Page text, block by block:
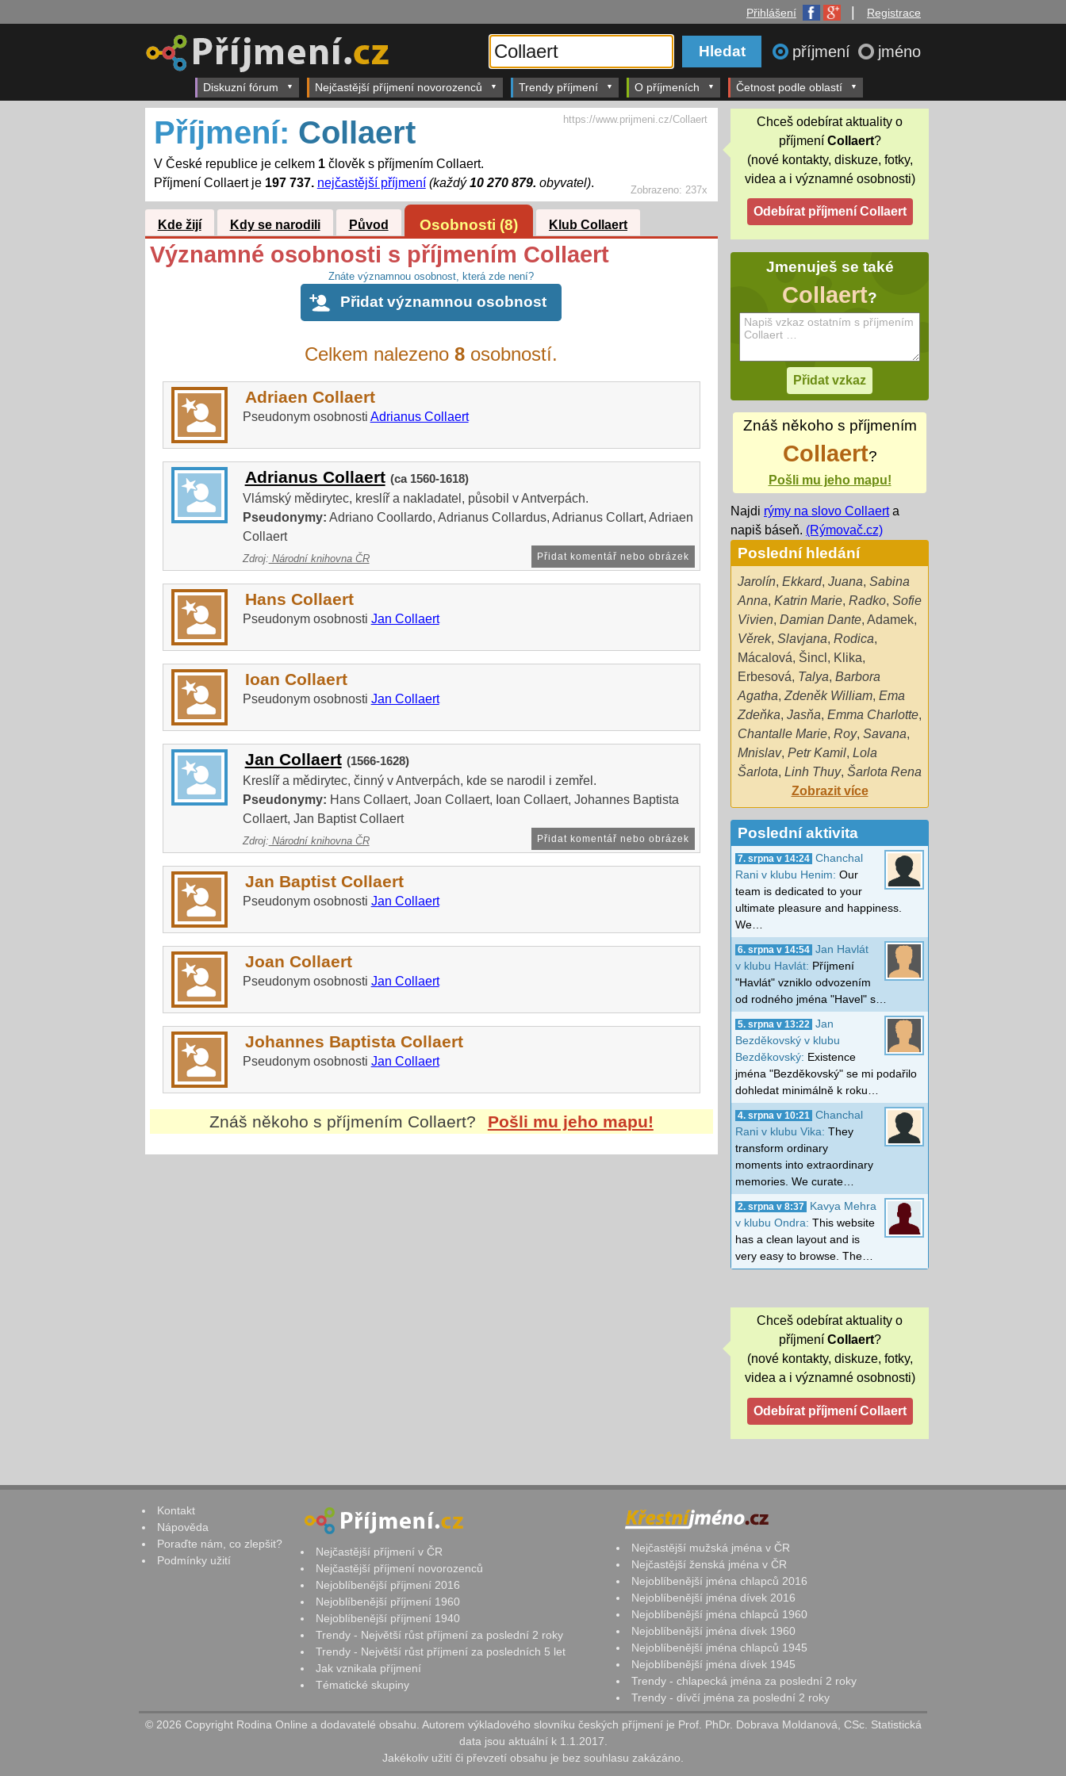
Přihlášení Registrace
příjmení jméno
Diskuzní fórum Nejčastější příjmení novorozenců Trendy příjmení O příjmeních Četnost podle oblastí
Zobrazeno:237x
Příjmení: Collaert
V České republice je celkem 1člověk s příjmením Collaert.
Příjmení Collaert je 197 737. nejčastější příjmení (každý10 270 879. obyvatel).
https://www.prijmeni.cz/Collaert
Kde žijí Kdy se narodili Původ Osobnosti (8) Klub Collaert
Významné osobnosti s příjmením Collaert
Znáte významnou osobnost, která zde není?
Přidat významnou osobnost
Celkem nalezeno8 osobností.
Adriaen Collaert
Pseudonym osobnosti Adrianus Collaert
Adrianus Collaert (ca 1560-1618)
Vlámský mědirytec, kreslíř a nakladatel, působil v Antverpách.
Pseudonymy: Adriano Coollardo, Adrianus Collardus, Adrianus Collart, Adriaen
Collaert
Zdroj: Národní knihovna ČR Přidat komentář nebo obrázek
Hans Collaert
Pseudonym osobnosti Jan Collaert
Ioan Collaert
Pseudonym osobnosti Jan Collaert
Jan Collaert (1566-1628)
Kreslíř a mědirytec, činný v Antverpách, kde se narodil i zemřel.
Pseudonymy: Hans Collaert, Joan Collaert, Ioan Collaert, Johannes Baptista
Collaert, Jan Baptist Collaert
Zdroj: Národní knihovna ČR Přidat komentář nebo obrázek
Jan Baptist Collaert
Pseudonym osobnosti Jan Collaert
Joan Collaert
Pseudonym osobnosti Jan Collaert
Johannes Baptista Collaert
Pseudonym osobnosti Jan Collaert
Znáš někoho s příjmením Collaert? Pošli mu jeho mapu!
Chceš odebírat aktuality o
příjmení Collaert?
(nové kontakty, diskuze, fotky,
videa a i významné osobnosti)
Jmenuješ se také
Collaert?
Znáš někoho s příjmením
Collaert?
Pošli mu jeho mapu!
Najdi rýmy na slovo Collaerta
napiš báseň. (Rýmovač.cz)
Poslední hledání
Jarolín, Ekkard, Juana, Sabina
Anna, Katrin Marie, Radko, Sofie
Vivien, Damian Dante, Adamek,
Věrek, Slavjana, Rodica,
Mácalová, Šincl , Klika,
Erbesová, Talya, Barbora
Agatha, Zdeněk William, Ema
Zdeňka, Jasňa, Emma Charlotte,
Chantalle Marie, Roy, Savana,
Mnislav, Petr Kamil, Lola
Šarlota, Linh Thuy, Šarlota Rena
Zobrazit více
Poslední aktivita
7. srpna v 14:24 Chanchal
Rani v klubu Henim: Our
team is dedicated to your
ultimate pleasure and happiness.
We…
6. srpna v 14:54 Jan Havlát
v klubu Havlát: Příjmení
"Havlát" vzniklo odvozením
od rodného jména "Havel" s…
5. srpna v 13:22
Jan
Bezděkovský v klubu
Bezděkovský: Existence
jména "Bezděkovský" se mi podařilo
dohledat minimálně k roku…
4. srpna v 10:21
Chanchal
Rani v klubu Vika: They
transform ordinary
moments into extraordinary
memories. We curate…
2. srpna v 8:37
Kavya Mehra
v klubu Ondra: This website
has a clean layout and is
very easy to browse. The…
Chceš odebírat aktuality o
příjmení Collaert?
(nové kontakty, diskuze, fotky,
videa a i významné osobnosti)
Kontakt
Nápověda
Poraďte nám, co zlepšit?
Podmínky užití
Nejčastější příjmení v ČR
Nejčastější příjmení novorozenců
Nejoblíbenější příjmení 2016
Nejoblíbenější příjmení 1960
Nejoblíbenější příjmení 1940
Trendy - Největší růst příjmení za poslední 2 roky
Trendy - Největší růst příjmení za posledních 5 let
Jak vznikala příjmení
Tématické skupiny
Nejčastější mužská jména v ČR
Nejčastější ženská jména v ČR
Nejoblíbenější jména chlapců 2016
Nejoblíbenější jména dívek 2016
Nejoblíbenější jména chlapců 1960
Nejoblíbenější jména dívek 1960
Nejoblíbenější jména chlapců 1945
Nejoblíbenější jména dívek 1945
Trendy - chlapecká jména za poslední 2 roky
Trendy - dívčí jména za poslední 2 roky
© 2026 Copyright Rodina Online a dodavatelé obsahu. Autorem výkladového slovníku českých příjmení je Prof. PhDr. Dobrava Moldanová, CSc. Statistická
data jsou aktuální k 1.1.2017.
Jakékoliv užití či převzetí obsahu je bez souhlasu zakázáno.